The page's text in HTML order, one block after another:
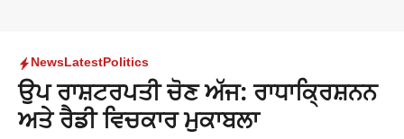
NewsLatestPolitics
ਉਪ ਰਾਸ਼ਟਰਪਤੀ ਚੋਣ ਅੱਜ: ਰਾਧਾਕ੍ਰਿਸ਼ਨਨ
ਅਤੇ ਰੈਡੀ ਵਿਚਕਾਰ ਮੁਕਾਬਲਾ